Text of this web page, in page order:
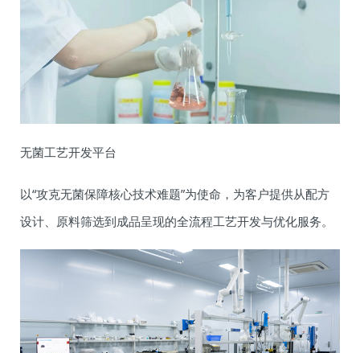
无菌工艺开发平台
以“攻克无菌保障核心技术难题”为使命，为客户提供从配方
设计、原料筛选到成品呈现的全流程工艺开发与优化服务。